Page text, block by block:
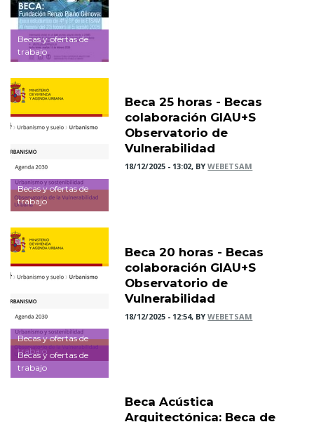
Becas y ofertas de
trabajo
Becas y ofertas de
trabajo
Beca 25 horas - Becas
colaboración GIAU+S
Observatorio de
Vulnerabilidad
18/12/2025 - 13:02, BYWEBETSAM
Becas y ofertas de
trabajo
Beca 20 horas - Becas
colaboración GIAU+S
Observatorio de
Vulnerabilidad
18/12/2025 - 12:54, BYWEBETSAM
Becas y ofertas de
trabajo
Beca Acústica
Arquitectónica: Beca de